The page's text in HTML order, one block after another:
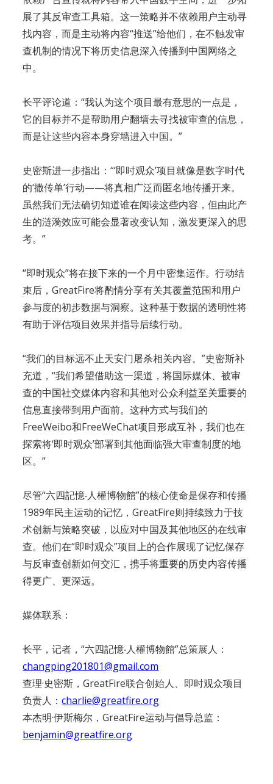
展了其反审查工具箱。这一策略并不依赖用户主动寻
找内容，而是主动将内容“推送”给他们，在不触发审
查机制的情况下将历史信息深入传播到中国网络之
中。
长平评论道：“我认为这个项目最有意思的一点是，
它的目标并不是帮助用户翻墙去寻找被审查的信息，
而是让这些内容本身穿墙进入中国。”
史密斯进一步指出：“‘即时观众’项目就像是数字时代
的‘撒传单’行动——将真相广泛而匿名地传播开来。
虽然我们无法确切知道谁在阅读这些内容，但由此产
生的涟漪效应可能会显著改变认知，激发更深入的思
考。”
“即时观众”将在接下来的一个月中密集运作。行动结
束后，GreatFire将酌情分享有关其覆盖范围和用户
参与度的初步数据与洞察。这种基于数据的透明性将
有助于评估项目效果并指导后续行动。
“我们的目标远不止天安门屠杀相关内容。”史密斯补
充道，“我们希望借助这一渠道，将国际媒体、被审
查的中国社交媒体内容和其他对公众利益至关重要的
信息直接带到用户面前。这种方式与我们的
FreeWeibo和FreeWeChat项目形成互补，我们也在
探索将‘即时观众’部署到其他面临强大审查制度的地
区。”
尽管“六四記憶‧人權博物館”的核心使命是保存和传播
1989年民主运动的记忆，GreatFire则持续致力于技
术创新与策略突破，以应对中国及其他地区的在线审
查。他们在“即时观众”项目上的合作展现了记忆保存
与反审查创新如何交汇，携手将重要的历史内容传播
得更广、更深远。
媒体联系：
长平，记者，“六四記憶‧人權博物館”总策展人：
changping201801@gmail.com
查理·史密斯，GreatFire联合创始人、即时观众项目
负责人：charlie@greatfire.org
本杰明·伊斯梅尔，GreatFire运动与倡导总监：
benjamin@greatfire.org